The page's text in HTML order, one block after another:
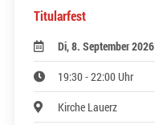
Titularfest
Di, 8. September 2026
19:30 - 22:00 Uhr
Kirche Lauerz